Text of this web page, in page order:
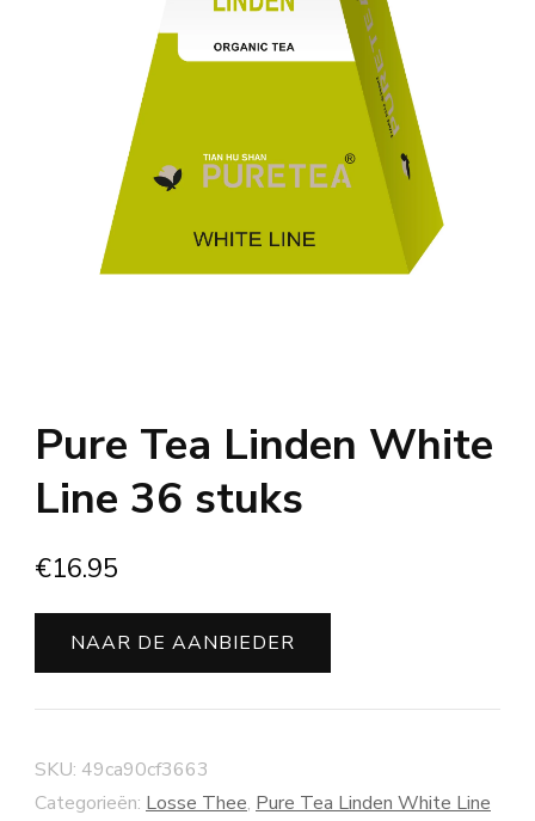
Pure Tea Linden White
Line 36 stuks
€16.95
NAAR DE AANBIEDER
SKU: 49ca90cf3663
Categorieën: Losse Thee, Pure Tea Linden White Line